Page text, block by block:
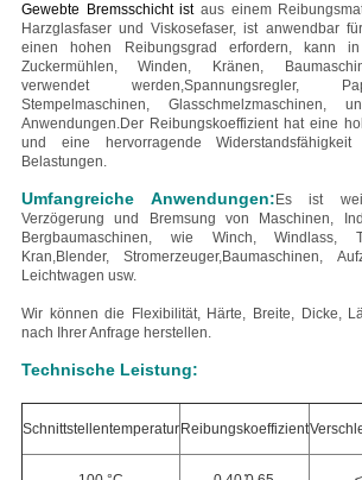
Gewebte Bremsschicht ist aus einem
Harzglasfaser und Viskosefaser, ist anwendbar
einen hohen Reibungsgrad erfordern, kann
Zuckermühlen, Winden, Kränen,
verwendet werden,Spannungsregler,
Stempelmaschinen, Glasschmelzmaschinen,
Anwendungen.Der Reibungskoeffizient hat eine
und eine hervorragende
Belastungen.
Umfangreiche Anwendungen: Es ist
Verzögerung und Bremsung von Maschinen,
Bergbaumaschinen, wie Winch, Windlass,
Kran,Blender, Stromerzeuger,Baumaschinen,
Leichtwagen usw.
Wir können die Flexibilität, Härte, Breite, Dicke,
nach Ihrer Anfrage herstellen.
Technische Leistung:
Schnittstellentemperatur Reibungskoeffizient